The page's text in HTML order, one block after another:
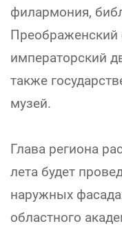
филармония,
Преображенский
императорский
также
музей.
Глава региона
лета будет
наружных
областного